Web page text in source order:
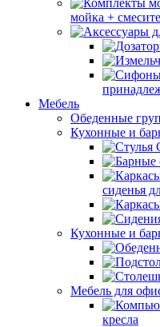
мойка +
Мебель
Обеденные
Кухонные и
сиденья
Кухонные и
Мебель для
кресла